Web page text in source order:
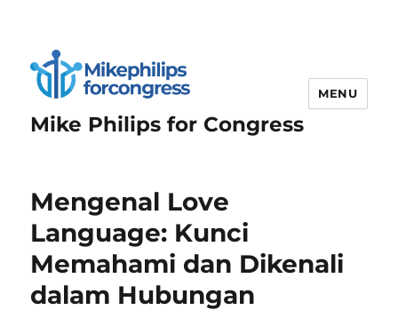
Mike Philips for Congress
MENU
Mengenal Love
Language: Kunci
Memahami dan Dikenali
dalam Hubungan